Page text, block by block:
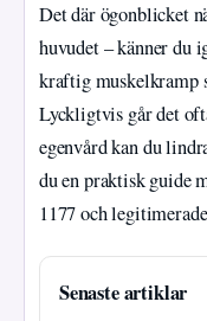
Det där ögonblicket
huvudet – känner du
kraftig muskelkramp
Lyckligtvis går det
egenvård kan du
du en praktisk guide
1177 och
Senaste artiklar